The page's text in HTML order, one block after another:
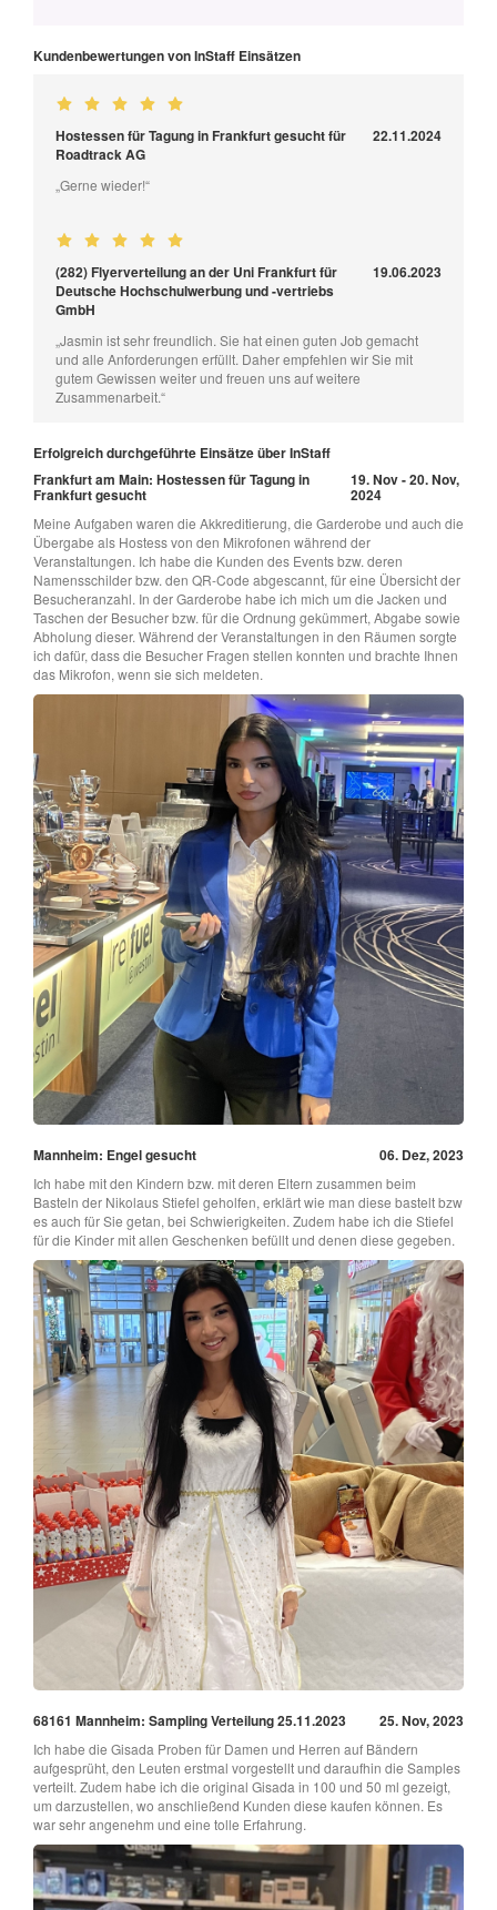
Kundenbewertungen von InStaff Einsätzen
Hostessen für Tagung in Frankfurt gesucht für
Roadtrack AG
22.11.2024
„Gerne wieder!“
(282) Flyerverteilung an der Uni Frankfurt für
Deutsche Hochschulwerbung und -vertriebs
GmbH
19.06.2023
„Jasmin ist sehr freundlich. Sie hat einen guten Job gemacht
und alle Anforderungen erfüllt. Daher empfehlen wir Sie mit
gutem Gewissen weiter und freuen uns auf weitere
Zusammenarbeit.“
Erfolgreich durchgeführte Einsätze über InStaff
Frankfurt am Main: Hostessen für Tagung in
Frankfurt gesucht
19. Nov - 20. Nov,
2024
Meine Aufgaben waren die Akkreditierung, die Garderobe und auch die
Übergabe als Hostess von den Mikrofonen während der
Veranstaltungen. Ich habe die Kunden des Events bzw. deren
Namensschilder bzw. den QR-Code abgescannt, für eine Übersicht der
Besucheranzahl. In der Garderobe habe ich mich um die Jacken und
Taschen der Besucher bzw. für die Ordnung gekümmert, Abgabe sowie
Abholung dieser. Während der Veranstaltungen in den Räumen sorgte
ich dafür, dass die Besucher Fragen stellen konnten und brachte Ihnen
das Mikrofon, wenn sie sich meldeten.
Mannheim: Engel gesucht 06. Dez, 2023
Ich habe mit den Kindern bzw. mit deren Eltern zusammen beim
Basteln der Nikolaus Stiefel geholfen, erklärt wie man diese bastelt bzw
es auch für Sie getan, bei Schwierigkeiten. Zudem habe ich die Stiefel
für die Kinder mit allen Geschenken befüllt und denen diese gegeben.
68161 Mannheim: Sampling Verteilung 25.11.2023 25. Nov, 2023
Ich habe die Gisada Proben für Damen und Herren auf Bändern
aufgesprüht, den Leuten erstmal vorgestellt und daraufhin die Samples
verteilt. Zudem habe ich die original Gisada in 100 und 50 ml gezeigt,
um darzustellen, wo anschließend Kunden diese kaufen können. Es
war sehr angenehm und eine tolle Erfahrung.